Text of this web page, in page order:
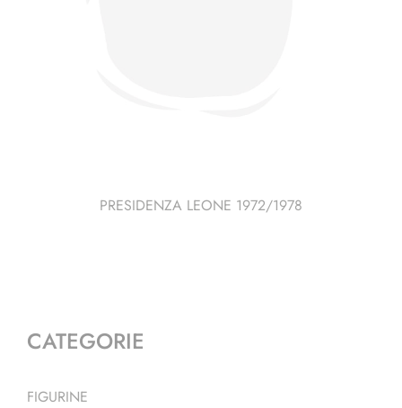
PRESIDENZA LEONE 1972/1978
CATEGORIE
FIGURINE